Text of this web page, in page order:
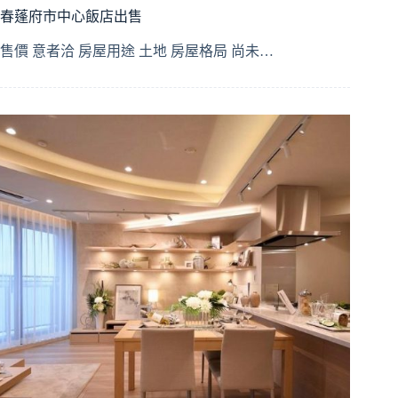
春蓬府市中心飯店出售
售價 意者洽 房屋用途 土地 房屋格局 尚未…